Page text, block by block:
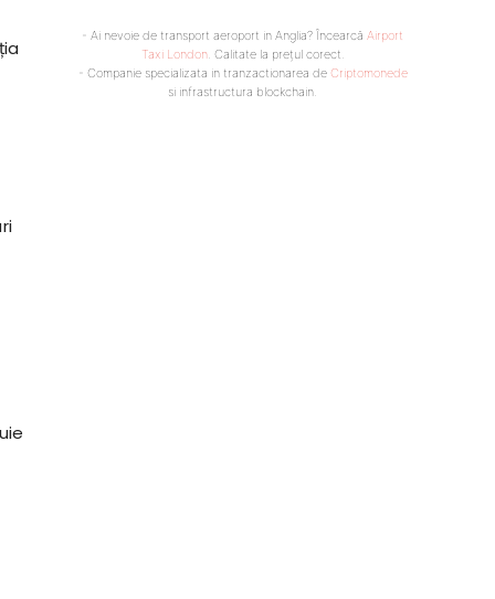
- Ai nevoie de transport aeroport in Anglia? Încearcă Airport
Taxi London. Calitate la prețul corect.
- Companie specializata in tranzactionarea de Criptomonede
si infrastructura blockchain.